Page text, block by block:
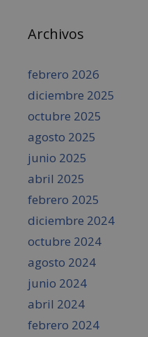
Archivos
febrero 2026
diciembre 2025
octubre 2025
agosto 2025
junio 2025
abril 2025
febrero 2025
diciembre 2024
octubre 2024
agosto 2024
junio 2024
abril 2024
febrero 2024